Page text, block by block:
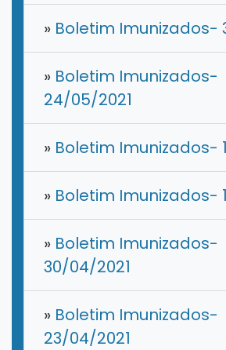
» Boletim Imunizados-
» Boletim Imunizados-
24/05/2021
» Boletim Imunizados-
» Boletim Imunizados-
» Boletim Imunizados-
30/04/2021
» Boletim Imunizados-
23/04/2021